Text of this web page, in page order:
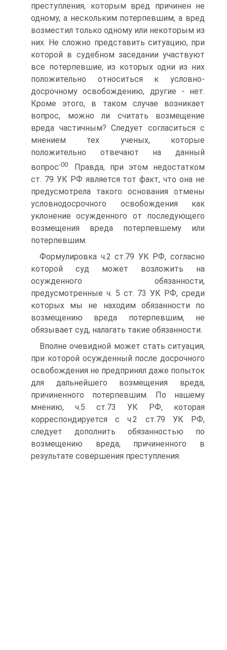
преступления, которым вред причинен не
одному, а нескольким потерпевшим, а вред
возместил только одному или некоторым из
них. Не сложно представить ситуацию, при
которой в судебном заседании участвуют
все потерпевшие, из которых одни из них
положительно относиться к условно-
досрочному освобождению, другие - нет.
Кроме этого, в таком случае возникает
вопрос, можно ли считать возмещение
вреда частичным? Следует согласиться с
мнением тех ученых, которые
положительно отвечают на данный
вопрос-00. Правда, при этом недостатком
ст. 79 УК РФ является тот факт, что она не
предусмотрела такого основания отмены
условно­досрочного освобождения как
уклонение осужденного от последующего
возмещения вреда потерпевшему или
потерпевшим.
Формулировка ч.2 ст.79 УК РФ, согласно
которой суд может возложить на
осужденного обязанности,
предусмотренные ч. 5 ст. 73 УК РФ, среди
которых мы не находим обязанности по
возмещению вреда потерпевшим, не
обязывает суд, налагать такие обязанности.
Вполне очевидной может стать ситуация,
при которой осужденный после досрочного
освобождения не предпринял даже попыток
для дальнейшего возмещения вреда,
причиненного потерпевшим. По нашему
мнению, ч.5 ст.73 УК РФ, которая
корреспондируется с ч.2 ст.79 УК РФ,
следует дополнить обязанностью по
возмещению вреда, причиненного в
результате совершения преступления.